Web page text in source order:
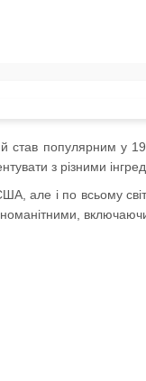
популярним у 19
з різними
але і по всьому
включаючи